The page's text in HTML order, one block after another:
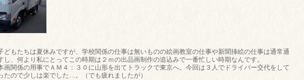
どもたちは夏休みですが、学校関係の仕事は無いものの絵画教室の仕事や新聞挿絵の仕事は通常通
し、何より私にとってこの時期は２ｍの出品画制作の追込みで一番忙しい時期なんです。
画関係の用事でＡＭ４：３０に山形を出てトラックで東京へ。今回は３人でドライバー交代をして
たので少しは楽でした…。（でも疲れましたが）